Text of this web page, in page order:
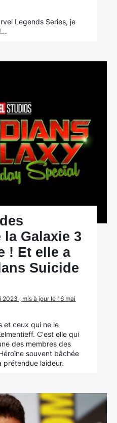
Legends Series, je
Galaxie 3
! Et elle a
Suicide
, mis à jour le 16 mai
et ceux qui ne le
C'est elle qui
des membres des
souvent bâchée
prétendue laideur.